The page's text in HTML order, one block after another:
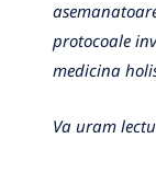
protocoale
medicina
Va uram